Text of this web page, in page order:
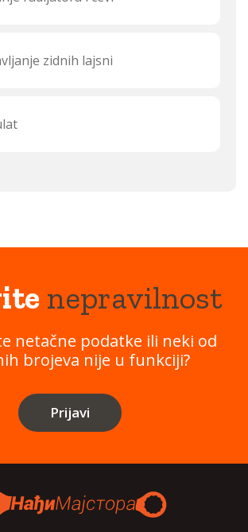
zidnih lajsni
nepravilnost
netačne podatke ili neki od
brojeva nije u funkciji?
Prijavi